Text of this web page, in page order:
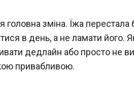
головна зміна. Їжа
в день, а не ламати його.
дедлайн або просто не
привабливою.